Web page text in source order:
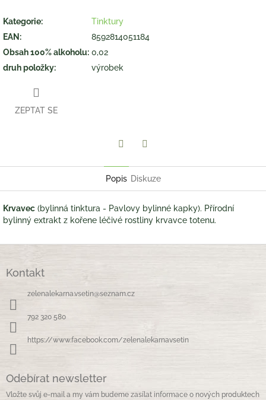
Kategorie:
Tinktury
EAN :
8592814051184
Obsah 100% alkoholu: 0,02
druh položky: výrobek
ZEPTAT SE
Popis Diskuze
Krvavec (bylinná tinktura - Pavlovy bylinné kapky). Přírodní
bylinný extrakt z kořene léčivé rostliny krvavce totenu.
Kontakt
zelenalekarna.vsetin@seznam.cz
792 320 580
https://www.facebook.com/zelenalekarnavsetin
Odebírat newsletter
Vložte svůj e-mail a my vám budeme zasílat informace o nových produktech